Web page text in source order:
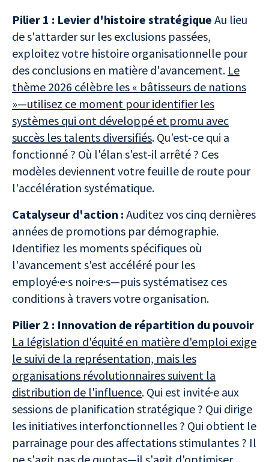
Pilier 1 : Levier d'histoire stratégique Au lieu
de s'attarder sur les exclusions passées,
exploitez votre histoire organisationnelle pour
des conclusions en matière d'avancement. Le
thème 2026 célèbre les « bâtisseurs de nations
»—utilisez ce moment pour identifier les
systèmes qui ont développé et promu avec
succès les talents diversifiés. Qu'est-ce qui a
fonctionné ? Où l'élan s'est-il arrêté ? Ces
modèles deviennent votre feuille de route pour
l'accélération systématique.
Catalyseur d'action : Auditez vos cinq dernières
années de promotions par démographie.
Identifiez les moments spécifiques où
l'avancement s'est accéléré pour les
employé·e·s noir·e·s—puis systématisez ces
conditions à travers votre organisation.
Pilier 2 : Innovation de répartition du pouvoir
La législation d'équité en matière d'emploi exige
le suivi de la représentation, mais les
organisations révolutionnaires suivent la
distribution de l'influence. Qui est invité·e aux
sessions de planification stratégique ? Qui dirige
les initiatives interfonctionnelles ? Qui obtient le
parrainage pour des affectations stimulantes ? Il